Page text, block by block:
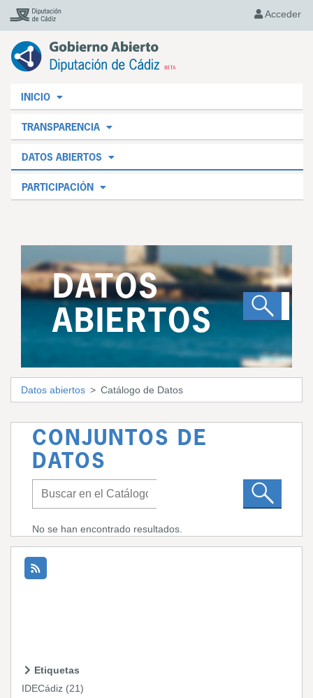
Acceder
INICIO
TRANSPARENCIA
DATOS ABIERTOS
PARTICIPACIÓN
DATOS
ABIERTOS
Datos abiertos Catálogo de Datos
CONJUNTOS DE
DATOS
No se han encontrado resultados.
Etiquetas
IDECádiz (21)